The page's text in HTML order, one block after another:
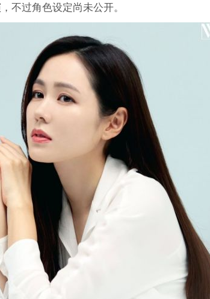
不过角色设定尚未公开。